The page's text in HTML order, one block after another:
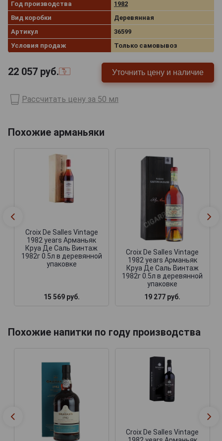
Год производства
1982
Вид коробки
Деревянная
Артикул
36599
Условия продаж
Только самовывоз
22 057 руб. Уточнить цену и наличие
Рассчитать цену за 50 мл
Похожие арманьяки
Croix De Salles Vintage
1982 years Арманьяк
Круа Де Саль Винтаж
1982г 0.5л в деревянной
упаковке
15 569 руб.
Croix De Salles Vintage
1982 years Арманьяк
Круа Де Саль Винтаж
1982г 0.5л в деревянной
упаковке
19 277 руб.
Похожие напитки по году производства
Croix De Salles Vintage